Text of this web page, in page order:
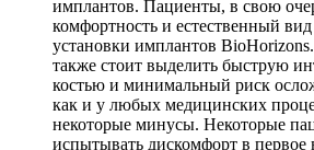
имплантов. Пациенты, в свою
комфортность и естественный
установки имплантов
также стоит выделить быструю
костью и минимальный риск
как и у любых медицинских
некоторые минусы. Некоторые
испытывать дискомфорт в первое